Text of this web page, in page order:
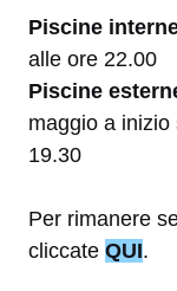
Piscine
alle ore 22.00
Piscine
maggio a
19.30
Per rimanere
cliccate QUI.